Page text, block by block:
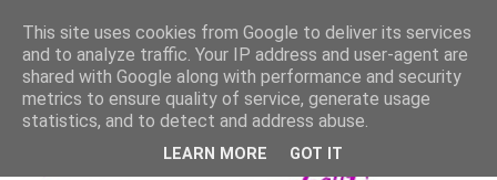
This site uses cookies from Google to deliver its services
and to analyze traffic. Your IP address and user-agent are
shared with Google along with performance and security
metrics to ensure quality of service, generate usage
statistics, and to detect and address abuse.
LEARN MORE GOT IT